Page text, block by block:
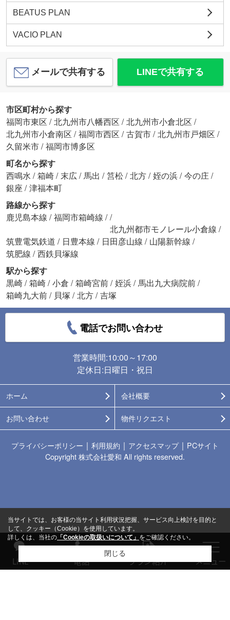
BEATUS PLAN
VACIO PLAN
メールで共有する LINEで共有する
市区町村から探す
福岡市東区 / 北九州市八幡西区 / 北九州市小倉北区 /
北九州市小倉南区 / 福岡市西区 / 古賀市/ 北九州市戸畑区 /
久留米市/ 福岡市博多区
町名から探す
西鳴水 / 箱崎/ 末広/ 馬出 / 筥松/ 北方/ 姪の浜/ 今の庄 /
銀座 / 津福本町
路線から探す
鹿児島本線 / 福岡市箱崎線 / /
北九州都市モノレール小倉線 /
筑豊電気鉄道 / 日豊本線 / 日田彦山線 / 山陽新幹線 /
筑肥線 / 西鉄貝塚線
駅から探す
黒崎/ 箱崎/ 小倉 / 箱崎宮前/ 姪浜/ 馬出九大病院前/
箱崎九大前/ 貝塚 / 北方/ 吉塚
電話でお問い合わせ
営業時間:10:00～17:00
定休日:日曜日・祝日
ホーム 会社概要
お問い合わせ 物件リクエスト
プライバシーポリシー ｜ 利用規約 ｜ アクセスマップ｜ PCサイト
Copyright 株式会社愛和 All rights reserved.
当サイトでは、お客様の当サイト利用状況把握、サービス向上検討を目的と
して、クッキー（Cookie）を使用しています。
詳しくは、当社の 「Cookieの取扱いについて」 をご確認ください。
閉じる